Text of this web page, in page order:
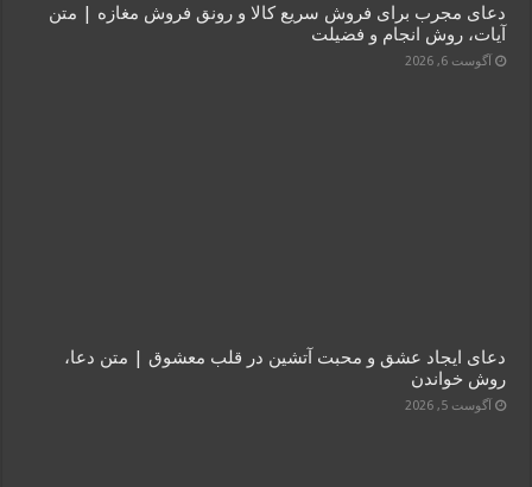
دعای مجرب برای فروش سریع کالا و رونق فروش مغازه | متن
آیات، روش انجام و فضیلت
آگوست 6, 2026
دعای ایجاد عشق و محبت آتشین در قلب معشوق | متن دعا،
روش خواندن
آگوست 5, 2026